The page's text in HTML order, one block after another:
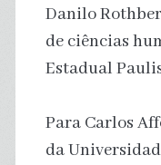
Danilo
de ciências
Estadual
Para Carlos
da